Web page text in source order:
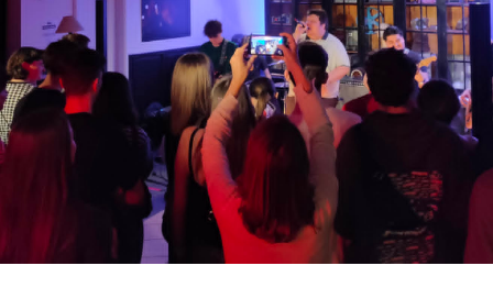
O
P
—